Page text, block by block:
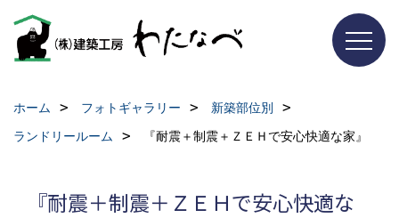
ホーム フォトギャラリー
新築部位別
ランドリールーム
『耐震＋制震＋ＺＥＨで安心快適な家』
『耐震＋制震＋ＺＥＨで安心快適な